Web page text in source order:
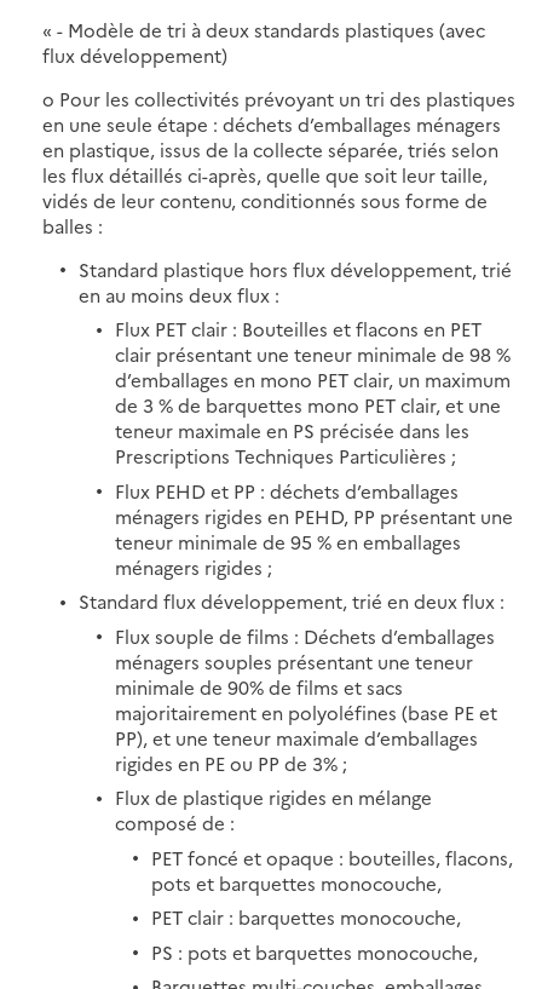
« - Modèle de tri à deux standards plastiques (avec
flux développement)
o Pour les collectivités prévoyant un tri des plastiques
en une seule étape : déchets d’emballages ménagers
en plastique, issus de la collecte séparée, triés selon
les flux détaillés ci-après, quelle que soit leur taille,
vidés de leur contenu, conditionnés sous forme de
balles :
Standard plastique hors flux développement, trié
en au moins deux flux :
Flux PET clair : Bouteilles et flacons en PET
clair présentant une teneur minimale de 98 %
d’emballages en mono PET clair, un maximum
de 3 % de barquettes mono PET clair, et une
teneur maximale en PS précisée dans les
Prescriptions Techniques Particulières ;
Flux PEHD et PP : déchets d’emballages
ménagers rigides en PEHD, PP présentant une
teneur minimale de 95 % en emballages
ménagers rigides ;
Standard flux développement, trié en deux flux :
Flux souple de films : Déchets d’emballages
ménagers souples présentant une teneur
minimale de 90% de films et sacs
majoritairement en polyoléfines (base PE et
PP), et une teneur maximale d’emballages
rigides en PE ou PP de 3% ;
Flux de plastique rigides en mélange
composé de :
PET foncé et opaque : bouteilles, flacons,
pots et barquettes monocouche,
PET clair : barquettes monocouche,
PS : pots et barquettes monocouche,